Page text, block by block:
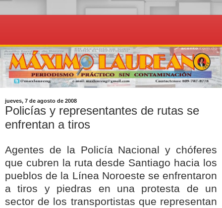
jueves, 7 de agosto de 2008
Policías y representantes de rutas se
enfrentan a tiros
Agentes de la Policía Nacional y chóferes
que cubren la ruta desde Santiago hacia los
pueblos de la Línea Noroeste se enfrentaron
a tiros y piedras en una protesta de un
sector de los transportistas que representan